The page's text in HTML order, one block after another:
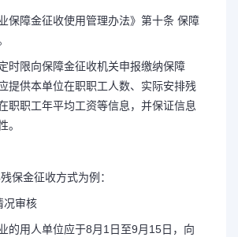
保障金征收使用管理办法》第十条 保障
时限向保障金征收机关申报缴纳保障
提供本单位在职职工人数、实际安排残
职职工年平均工资等信息，并保证信息
。
保金征收方式为例：
况审核
的用人单位应于8月1日至9月15日，向